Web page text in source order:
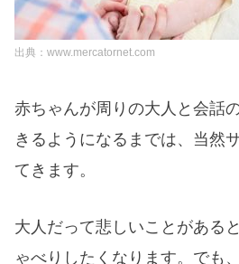
出典：www.mercatornet.com
赤ちゃんが周りの大人と会話
きるようになるまでは、当然
てきます。
大人だって悲しいことがある
ゃべりしたくなります。でも